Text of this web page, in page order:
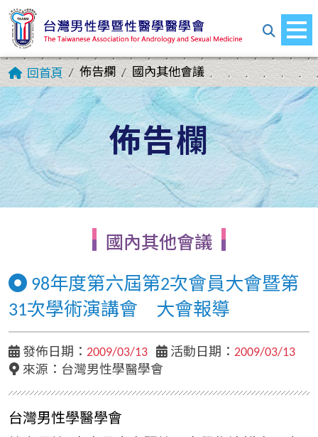
回首頁 佈告欄 國內其他會議
佈告欄
國內其他會議
98年度第六屆第2次會員大會暨第
31次學術演講會 大會報導
發佈日期： 2009/03/13 活動日期： 2009/03/13
來源：台灣男性學醫學會
台灣男性學醫學會